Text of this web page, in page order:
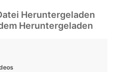
Heruntergeladen
Heruntergeladen